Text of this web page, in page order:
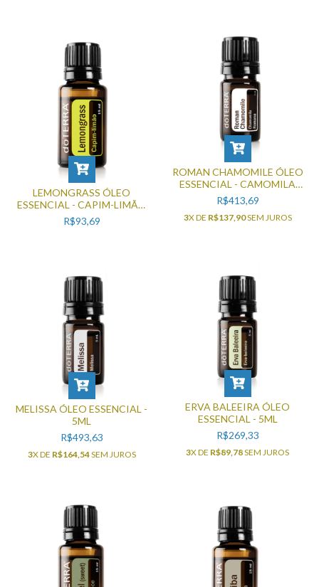
LEMONGRASS ÓLEO
ESSENCIAL - CAPIM-LIMÃO
15ML
R$93,69
ROMAN CHAMOMILE ÓLEO
ESSENCIAL - CAMOMILA
ROMANA 5ML
R$413,69
3X DE R$137,90SEM JUROS
MELISSA ÓLEO ESSENCIAL -
5ML
R$493,63
3X DE R$164,54SEM JUROS
ERVA BALEEIRA ÓLEO
ESSENCIAL - 5ML
R$269,33
3X DE R$89,78SEM JUROS